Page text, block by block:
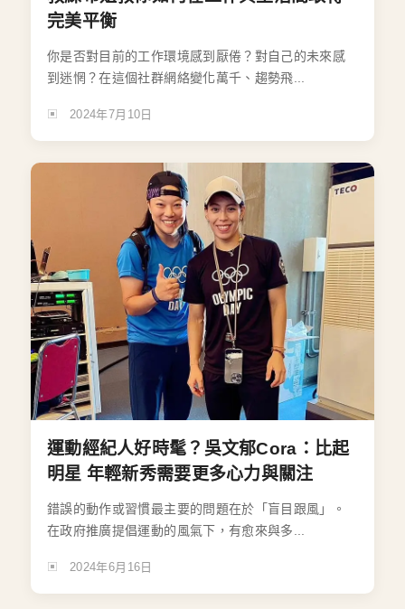
完美平衡
你是否對目前的工作環境感到厭倦？對自己的未來感
到迷惘？在這個社群網絡變化萬千、趨勢飛...
2024年7月10日
運動經紀人好時髦？吳文郁Cora：比起
明星 年輕新秀需要更多心力與關注
錯誤的動作或習慣最主要的問題在於「盲目跟風」。
在政府推廣提倡運動的風氣下，有愈來與多...
2024年6月16日